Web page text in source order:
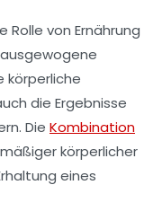
Rolle von Ernährung
körperliche
die Ergebnisse
Die Kombination
körperlicher
eines